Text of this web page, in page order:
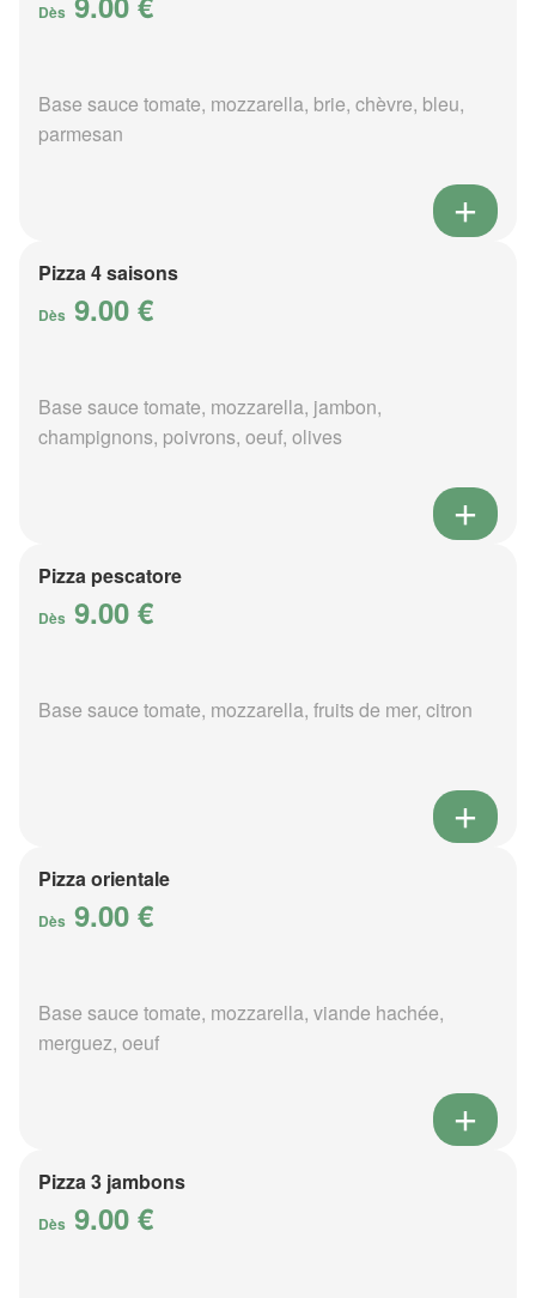
Dès
Base sauce tomate, mozzarella, brie, chèvre, bleu,
parmesan
Pizza 4 saisons
Dès 9.00 €
Base sauce tomate, mozzarella, jambon,
champignons, poivrons, oeuf, olives
Pizza pescatore
Dès 9.00 €
Base sauce tomate, mozzarella, fruits de mer, citron
Pizza orientale
Dès 9.00 €
Base sauce tomate, mozzarella, viande hachée,
merguez, oeuf
Pizza 3 jambons
Dès 9.00 €